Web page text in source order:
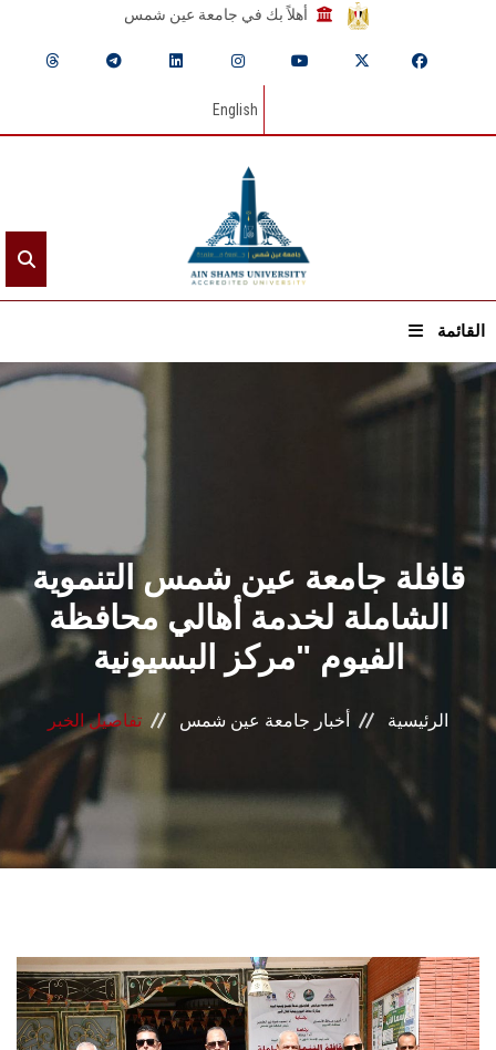
أهلاً بك في جامعة عين شمس
English
القائمة
الرئيسيـة
القطاعـات
الشئون الأكاديمية
البحث العلمي
المراكز والوحدات
الأنظمة الذكية
الطلاب
قافلة جامعة عين شمس التنموية
الشاملة لخدمة أهالي محافظة
الفيوم "مركز البسيونية
الرئيسية أخبار جامعة عين شمس تفاصيل الخبر